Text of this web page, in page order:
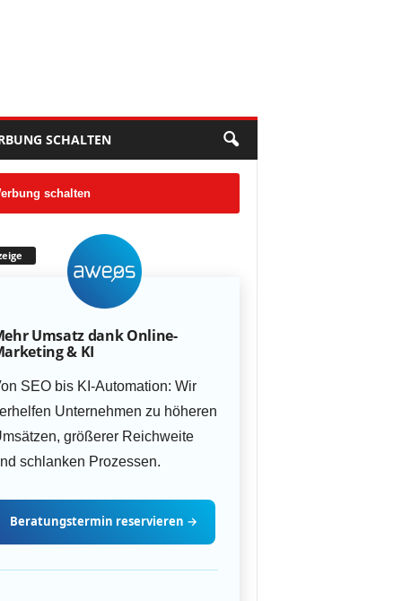
SCHALTEN
schalten
Umsatz dank Online-
& KI
SEO bis KI-Automation: Wir
Unternehmen zu höheren
größerer Reichweite
schlanken Prozessen.
Beratungstermin reservieren →